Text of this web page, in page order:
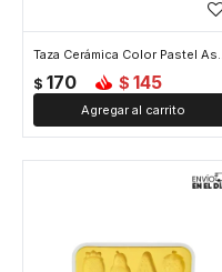
Taza
$ 170 $ 145